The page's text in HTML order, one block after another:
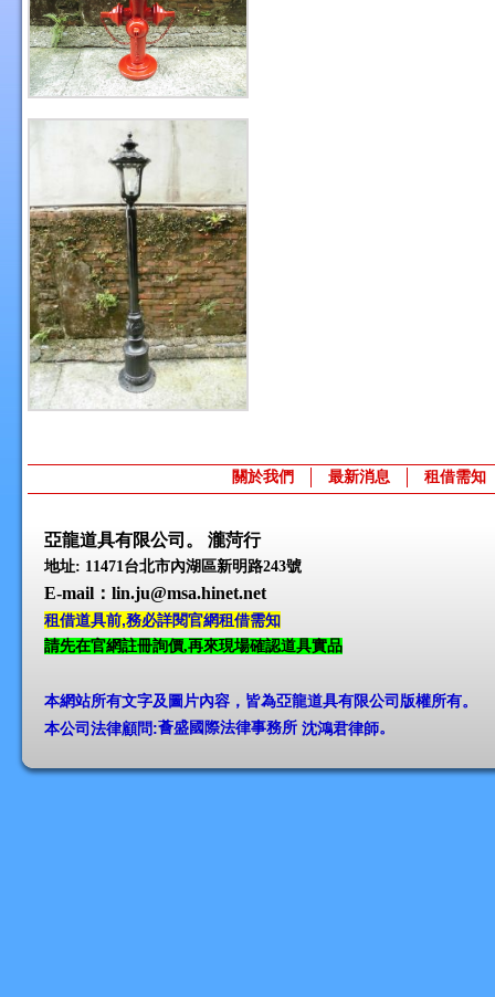
關於我們 最新消息 租借需知
亞龍道具有限公司。 瀧菏行
地址: 11471台北市內湖區新明路243號
E-mail ：lin.ju@msa.hinet.net
租借道具前,務必詳閱官網租借需知
請先在官網註冊詢價,再來現場確認道具實品
本網站所有文字及圖片內容，皆為亞龍道具有限公司版權所有。
本公司法律顧問:薈盛國際法律事務所 沈鴻君律師。